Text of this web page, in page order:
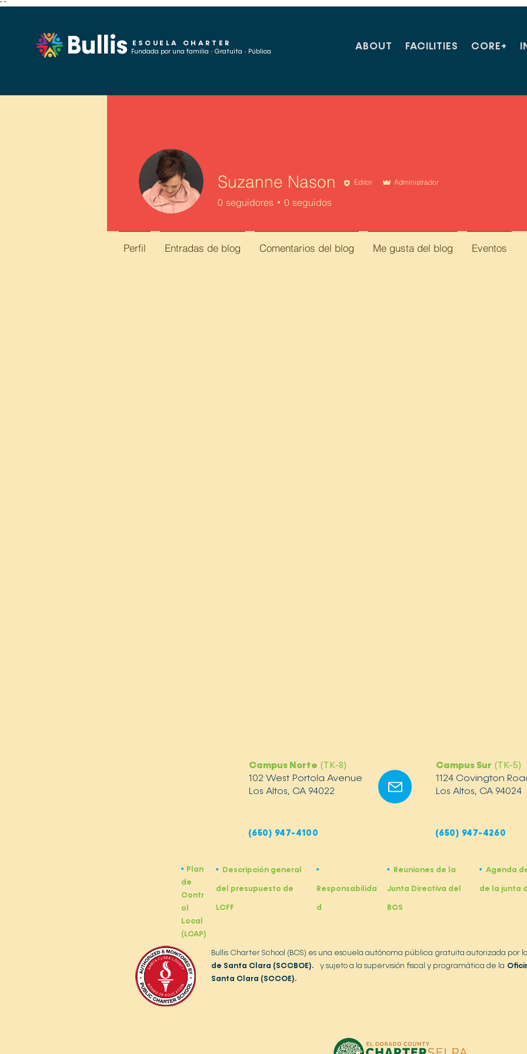
" "
Bullis Fundada por una familia • Gratuita • Pública
ESCUELA CHARTER ABOUT FACILITIES CORE+
Suzanne Nason Editor Administrador
0 seguidores 0 seguidos
Perfil Entradas de blog Comentarios del blog Me gusta del blog Eventos
Campus Norte (TK-8)
102 West Portola Avenue
Los Altos, CA 94022
Campus Sur (TK-5)
1124 Covington
Los Altos, CA 94024
(650) 947-4100 (650) 947-4260
• Plan
de
Contr
ol
Local
(LCAP)
• Descripción general
del presupuesto de
LCFF
•
Responsabilida
d
• Reuniones de la
Junta Directiva del
BCS
• Agenda
de la junta
Bullis Charter School (BCS) es una escuela autónoma pública gratuita autorizada por
de Santa Clara (SCCBOE).
y sujeto a la supervisión fiscal y programática de la
Santa Clara (SCCOE).